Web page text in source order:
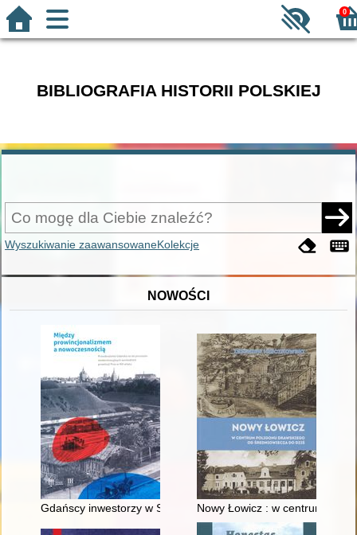
0
BIBLIOGRAFIA HISTORII POLSKIEJ
Wyszukiwanie zaawansowaneKolekcje
NOWOŚCI
Gdańscy inwestorzy w Sopocie : prestiż finansowy i
Nowy Łowicz : w centrum